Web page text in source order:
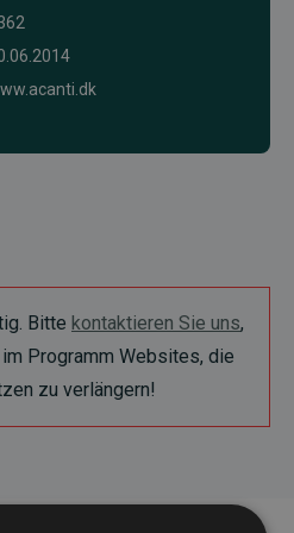
Bitte kontaktieren Sie uns,
Programm Websites, die
zu verlängern!